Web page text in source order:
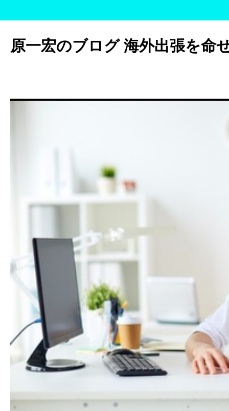
テ
ン
ッ
原一宏のブログ 海外出張を命